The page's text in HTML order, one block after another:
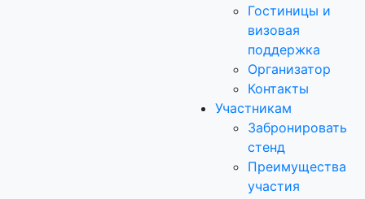
Гостиницы и
визовая
поддержка
Организатор
Контакты
Участникам
Забронировать
стенд
Преимущества
участия